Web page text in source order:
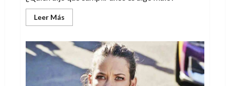
Leer Más
más
Un
Peter
casado
y
con
hijos.